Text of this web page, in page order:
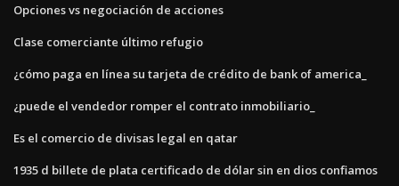
Opciones vs negociación de acciones
Clase comerciante último refugio
¿cómo paga en línea su tarjeta de crédito de bank of america_
¿puede el vendedor romper el contrato inmobiliario_
Es el comercio de divisas legal en qatar
1935 d billete de plata certificado de dólar sin en dios confiamos